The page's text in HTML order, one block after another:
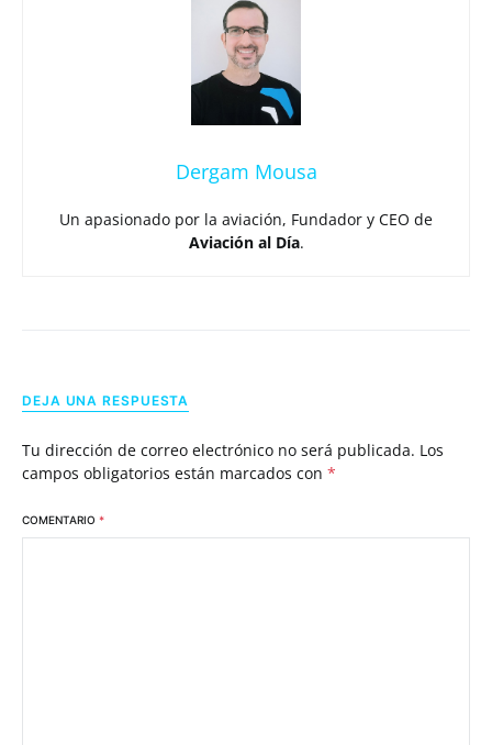
Dergam Mousa
Un apasionado por la aviación, Fundador y CEO de
Aviación al Día.
DEJA UNA RESPUESTA
Tu dirección de correo electrónico no será publicada. Los
campos obligatorios están marcados con *
COMENTARIO *